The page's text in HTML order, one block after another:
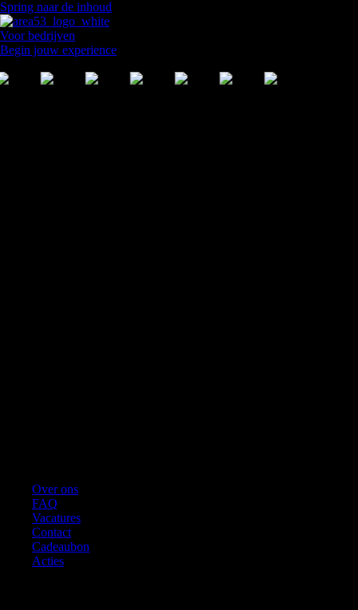
Spring naar de inhoud
Voor bedrijven
Begin jouw experience
Over ons
FAQ
Vacatures
Contact
Cadeaubon
Acties